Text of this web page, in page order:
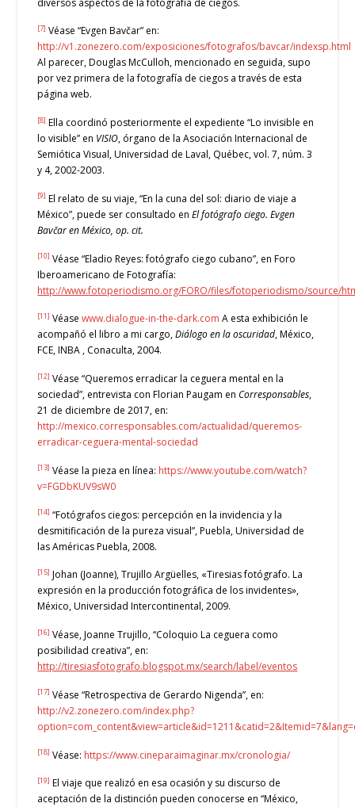
[7] Véase “Evgen Bavčar” en:
http://v1.zonezero.com/exposiciones/fotografos/bavcar/indexsp.html
Al parecer, Douglas McCulloh, mencionado en seguida, supo
por vez primera de la fotografía de ciegos a través de esta
página web.
[8] Ella coordinó posteriormente el expediente “Lo invisible en
lo visible” en VISIO, órgano de la Asociación Internacional de
Semiótica Visual, Universidad de Laval, Québec, vol. 7, núm. 3
y 4, 2002-2003.
[9] El relato de su viaje, “En la cuna del sol: diario de viaje a
México”, puede ser consultado enEl fotógrafo ciego. Evgen
Bavčar en México, op. cit.
[10] Véase “Eladio Reyes: fotógrafo ciego cubano”, en Foro
Iberoamericano de Fotografía:
http://www.fotoperiodismo.org/FORO/files/fotoperiodismo/source/
[11] Véasewww.dialogue-in-the-dark.com A esta exhibición le
acompañó el libro a mi cargo,Diálogo en la oscuridad, México,
FCE, INBA , Conaculta, 2004.
[12] Véase “Queremos erradicar la ceguera mental en la
sociedad”, entrevista con Florian Paugam enCorresponsables,
21 de diciembre de 2017, en:
http://mexico.corresponsables.com/actualidad/queremos-
erradicar-ceguera-mental-sociedad
[13] Véase la pieza en línea: https://www.youtube.com/watch?
v=FGDbKUV9sW0
[14] “Fotógrafos ciegos: percepción en la invidencia y la
desmitificación de la pureza visual”, Puebla, Universidad de
las Américas Puebla, 2008.
[15] Johan (Joanne), Trujillo Argüelles, «Tiresias fotógrafo. La
expresión en la producción fotográfica de los invidentes»,
México, Universidad Intercontinental, 2009.
[16] Véase, Joanne Trujillo, “Coloquio La ceguera como
posibilidad creativa”, en:
http://tiresiasfotografo.blogspot.mx/search/label/eventos
[17] Véase “Retrospectiva de Gerardo Nigenda”, en:
http://v2.zonezero.com/index.php?
[18] Véase: https://www.cineparaimaginar.mx/cronologia/
[19] El viaje que realizó en esa ocasión y su discurso de
aceptación de la distinción pueden conocerse en “México,